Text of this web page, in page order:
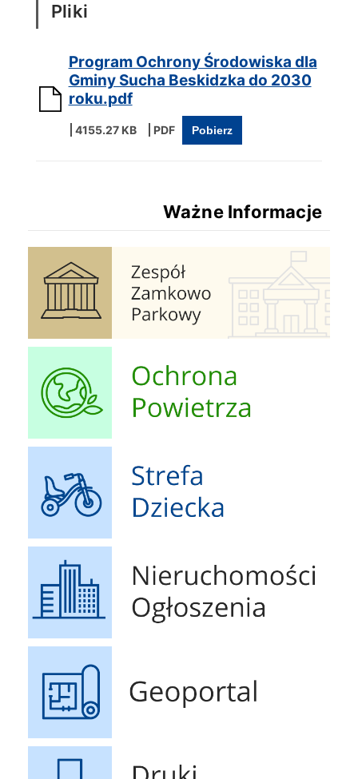
Pliki
Program Ochrony Środowiska dla
Gminy Sucha Beskidzka do 2030
roku.pdf
4155.27 KB Pobierz
Ważne Informacje